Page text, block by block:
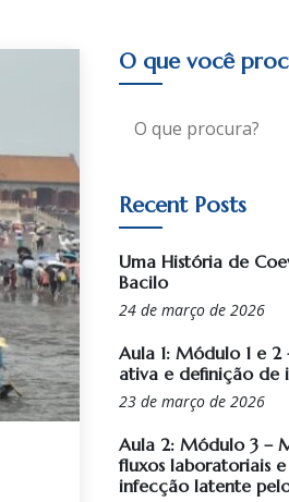
O que você
Recent Posts
Uma História de
Bacilo
24 de março de 2026
Aula 1: Módulo 1 e
ativa e definição de
23 de março de 2026
Aula 2: Módulo 3 –
fluxos laboratoriais
infecção latente